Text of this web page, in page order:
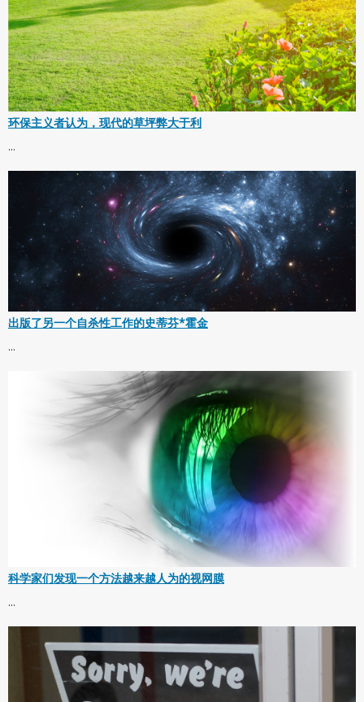
环保主义者认为，现代的草坪弊大于利
...
出版了另一个自杀性工作的史蒂芬*霍金
...
科学家们发现一个方法越来越人为的视网膜
...